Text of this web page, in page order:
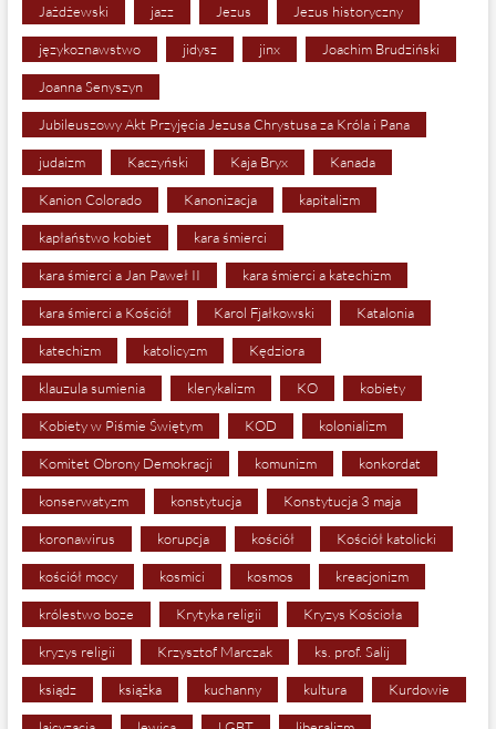
Jażdżewski jazz Jezus Jezus historyczny
językoznawstwo jidysz jinx Joachim Brudziński
Joanna Senyszyn
Jubileuszowy Akt Przyjęcia Jezusa Chrystusa za Króla i Pana
judaizm Kaczyński Kaja Bryx Kanada
Kanion Colorado Kanonizacja kapitalizm
kapłaństwo kobiet kara śmierci
kara śmierci a Jan Paweł II kara śmierci a katechizm
kara śmierci a Kościół Karol Fjałkowski Katalonia
katechizm katolicyzm Kędziora
klauzula sumienia klerykalizm KO kobiety
Kobiety w Piśmie Świętym KOD kolonializm
Komitet Obrony Demokracji komunizm konkordat
konserwatyzm konstytucja Konstytucja 3 maja
koronawirus korupcja kościół Kościół katolicki
kościół mocy kosmici kosmos kreacjonizm
królestwo boze Krytyka religii Kryzys Kościoła
kryzys religii Krzysztof Marczak ks. prof. Salij
ksiądz książka kuchanny kultura Kurdowie